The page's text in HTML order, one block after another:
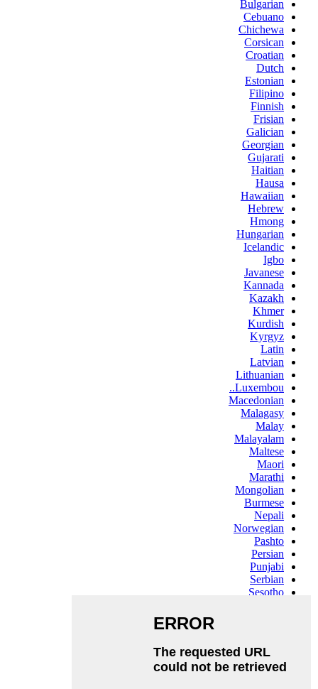
Bulgarian
Cebuano
Chichewa
Corsican
Croatian
Dutch
Estonian
Filipino
Finnish
Frisian
Galician
Georgian
Gujarati
Haitian
Hausa
Hawaiian
Hebrew
Hmong
Hungarian
Icelandic
Igbo
Javanese
Kannada
Kazakh
Khmer
Kurdish
Kyrgyz
Latin
Latvian
Lithuanian
Luxembou..
Macedonian
Malagasy
Malay
Malayalam
Maltese
Maori
Marathi
Mongolian
Burmese
Nepali
Norwegian
Pashto
Persian
Punjabi
Serbian
Sesotho
Samoan
Scots Gaelic